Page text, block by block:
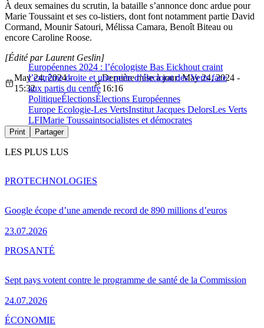
À deux semaines du scrutin, la bataille s’annonce donc ardue pour
Marie Toussaint et ses co-listiers, dont font notamment partie David
Cormand, Mounir Satouri, Mélissa Camara, Benoît Biteau ou
encore Caroline Roose.
Européennes 2024 : l’écologiste Bas Eickhout craint
l’extrême droite et une perte d’électorat des Verts face
aux partis du centre
[Édité par Laurent Geslin]
May 24, 2024 -
15:32
Dernière mise à jour: May 24, 2024 -
16:16
PolitiqueÉlectionsÉlections Européennes
Europe Ecologie-Les VertsInstitut Jacques DelorsLes Verts
LFIMarie Toussaintsocialistes et démocrates
Print Partager
LES PLUS LUS
Google écope d’une amende record de 890 millions d’euros
23.07.2026
PROTECHNOLOGIES
Sept pays votent contre le programme de santé de la Commission
24.07.2026
PROSANTÉ
ÉCONOMIE